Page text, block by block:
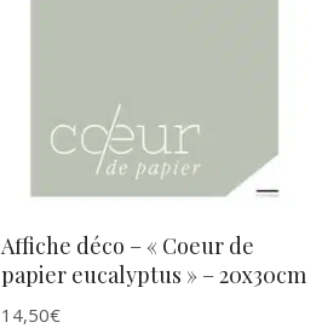
Affiche déco – « Coeur de
papier eucalyptus » – 20x30cm
14,50€